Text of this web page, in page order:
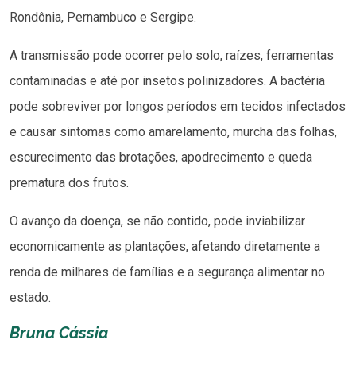
Rondônia, Pernambuco e Sergipe.
A transmissão pode ocorrer pelo solo, raízes, ferramentas
contaminadas e até por insetos polinizadores. A bactéria
pode sobreviver por longos períodos em tecidos infectados
e causar sintomas como amarelamento, murcha das folhas,
escurecimento das brotações, apodrecimento e queda
prematura dos frutos.
O avanço da doença, se não contido, pode inviabilizar
economicamente as plantações, afetando diretamente a
renda de milhares de famílias e a segurança alimentar no
estado.
Bruna Cássia